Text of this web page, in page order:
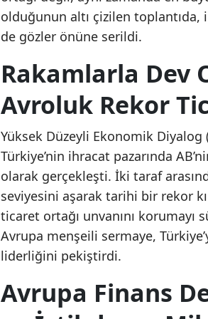
olduğunun altı çizilen
de gözler önüne serildi.
Rakamlarla Dev
Avroluk Rekor
Yüksek Düzeyli Ekonomik Diyalog
Türkiye’nin ihracat pazarında
olarak gerçekleşti. İki taraf
seviyesini aşarak tarihi bir rekor
ticaret ortağı unvanını korumayı
Avrupa menşeili sermaye,
liderliğini pekiştirdi.
Avrupa Finans